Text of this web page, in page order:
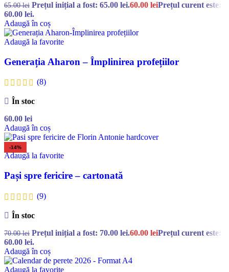
65.00lei Prețul inițial a fost: 65.00 lei.60.00 leiPrețul curent este:
60.00 lei.
Adaugă în coș
Adaugă la favorite
Generația Aharon – Împlinirea profețiilor
(8)
În stoc
60.00 lei
Adaugă în coș
-14%
Adaugă la favorite
Pași spre fericire – cartonată
(9)
În stoc
70.00lei Prețul inițial a fost: 70.00 lei.60.00 leiPrețul curent este:
60.00 lei.
Adaugă în coș
Adaugă la favorite